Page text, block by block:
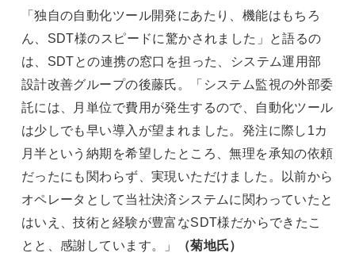
「独自の自動化ツール開発にあたり、機能はもちろ
ん、SDT様のスピードに驚かされました」と語るの
は、SDTとの連携の窓口を担った、システム運用部
設計改善グループの後藤氏。「システム監視の外部委
託には、月単位で費用が発生するので、自動化ツール
は少しでも早い導入が望まれました。発注に際し1カ
月半という納期を希望したところ、無理を承知の依頼
だったにも関わらず、実現いただけました。以前から
オペレータとして当社決済システムに関わっていたと
はいえ、技術と経験が豊富なSDT様だからできたこ
とと、感謝しています。」
（菊地氏）